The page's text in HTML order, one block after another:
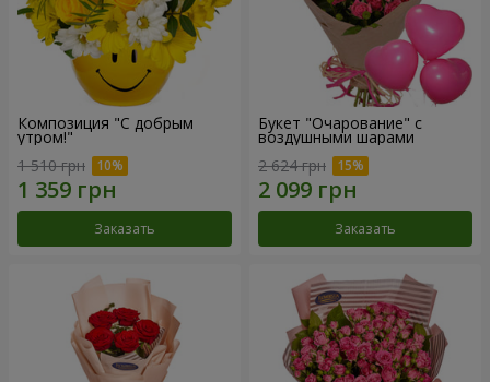
Композиция "С добрым
утром!"
1 510 грн
Заказать
Букет "Очарование" с
воздушными шарами
2 624 грн
Заказать